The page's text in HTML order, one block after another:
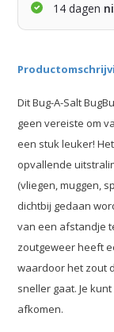
14 dagen
Dit Bug-A-Salt
geen vereiste om
een stuk leuker!
opvallende
(vliegen, muggen,
dichtbij gedaan
van een afstandje
zoutgeweer heeft
waardoor het zout
sneller gaat. Je
afkomen.